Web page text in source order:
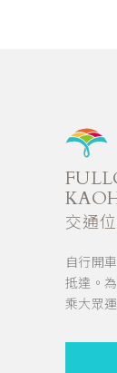
交通
自行開
抵達。
乘大眾